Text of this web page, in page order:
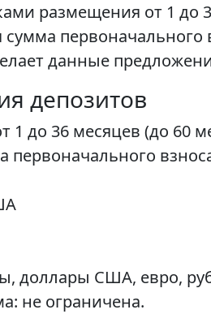
размещения от 1 до
первоначального
данные
депозитов
1 до 36 месяцев (до 60
доллары США, евро,
не ограничена.